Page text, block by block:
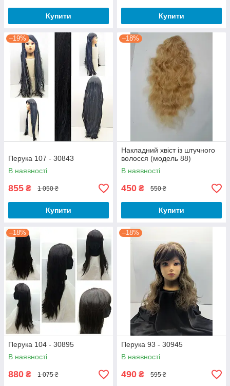
Купити Купити
–19%
Перука 107 - 30843
В наявності
855 ₴ 1 050 ₴
Купити
–18%
Накладний хвіст із штучного
волосся (модель 88)
В наявності
450 ₴ 550 ₴
Купити
–18%
Перука 104 - 30895
В наявності
880 ₴ 1 075 ₴
–18%
Перука 93 - 30945
В наявності
490 ₴ 595 ₴